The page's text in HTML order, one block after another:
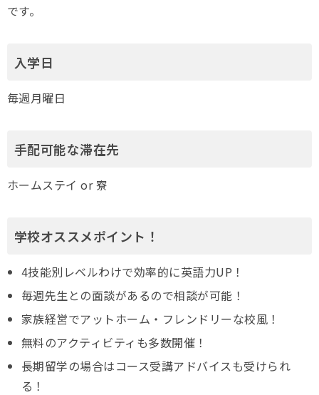
です。
入学日
毎週月曜日
手配可能な滞在先
ホームステイ or 寮
学校オススメポイント！
4技能別レベルわけで効率的に英語力UP！
毎週先生との面談があるので相談が可能！
家族経営でアットホーム・フレンドリーな校風！
無料のアクティビティも多数開催！
長期留学の場合はコース受講アドバイスも受けられ
る！